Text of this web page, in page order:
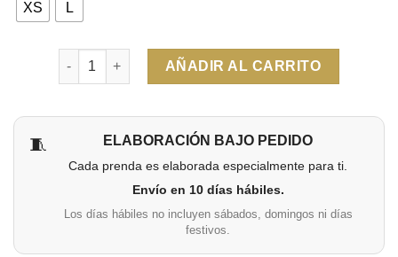
XS L
Cantidad
AÑADIR AL CARRITO
🧵 ELABORACIÓN BAJO PEDIDO
Cada prenda es elaborada especialmente para ti.
Envío en 10 días hábiles.
Los días hábiles no incluyen sábados, domingos ni días
festivos.